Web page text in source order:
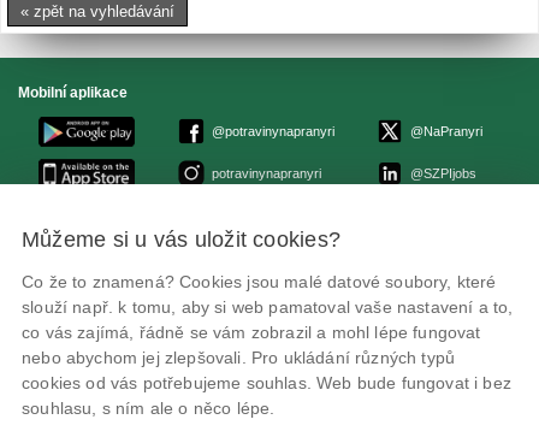
« zpět na vyhledávání
Mobilní aplikace
@potravinynapranyri
potravinynapranyri
@NaPranyri
@SZPIjobs
© Státní zemědělská a potravinářská inspekce 2026
ID datové schránky: avraiqg
IČO: 75014149, DIČ: CZ75014149
Zásady ochrany soukromí
Nastavení cookies
Můžeme si u vás uložit cookies?
Co že to znamená? Cookies jsou malé datové soubory, které
slouží např. k tomu, aby si web pamatoval vaše nastavení a to,
co vás zajímá, řádně se vám zobrazil a mohl lépe fungovat
nebo abychom jej zlepšovali. Pro ukládání různých typů
cookies od vás potřebujeme souhlas. Web bude fungovat i bez
souhlasu, s ním ale o něco lépe.